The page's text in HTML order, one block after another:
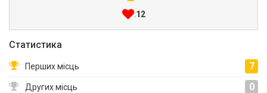
:12
Статистика
Перших місць 7
Других місць 0